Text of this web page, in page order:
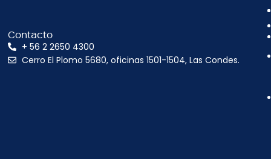
Contacto
+ 56 2 2650 4300
Cerro El Plomo 5680, oficinas 1501-1504, Las Condes.